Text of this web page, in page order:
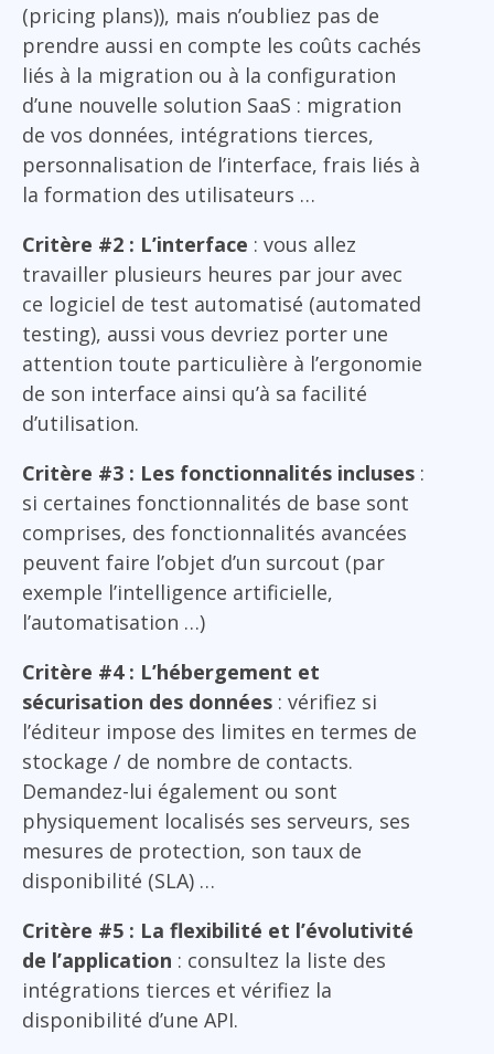
(pricing plans)), mais n’oubliez pas de
prendre aussi en compte les coûts cachés
liés à la migration ou à la configuration
d’une nouvelle solution SaaS : migration
de vos données, intégrations tierces,
personnalisation de l’interface, frais liés à
la formation des utilisateurs …
Critère #2 : L’interface : vous allez
travailler plusieurs heures par jour avec
ce logiciel de test automatisé (automated
testing), aussi vous devriez porter une
attention toute particulière à l’ergonomie
de son interface ainsi qu’à sa facilité
d’utilisation.
Critère #3 : Les fonctionnalités incluses :
si certaines fonctionnalités de base sont
comprises, des fonctionnalités avancées
peuvent faire l’objet d’un surcout (par
exemple l’intelligence artificielle,
l’automatisation …)
Critère #4 : L’hébergement et
sécurisation des données : vérifiez si
l’éditeur impose des limites en termes de
stockage / de nombre de contacts.
Demandez-lui également ou sont
physiquement localisés ses serveurs, ses
mesures de protection, son taux de
disponibilité (SLA) …
Critère #5 : La flexibilité et l’évolutivité
de l’application : consultez la liste des
intégrations tierces et vérifiez la
disponibilité d’une API.